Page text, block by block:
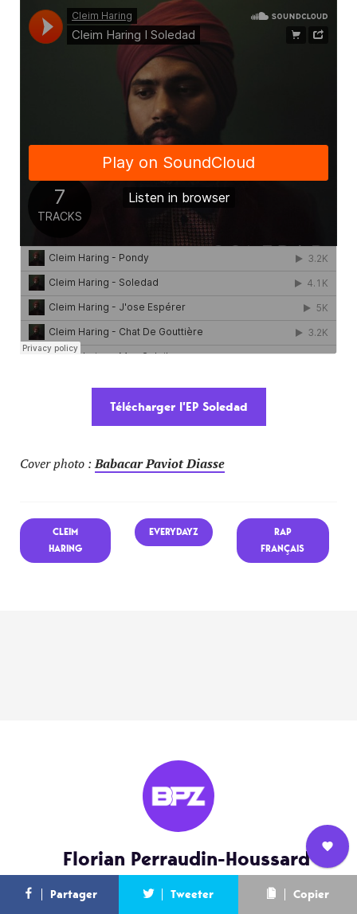
L’équipe
Nous
rejoindre
Newsletter
Télécharger l’EP Soledad
Cover photo :Babacar Paviot Diasse
CLEIM
HARING
EVERYDAYZ
RAP
FRANÇAIS
Partager Tweeter Copier
Florian Perraudin-Houssard